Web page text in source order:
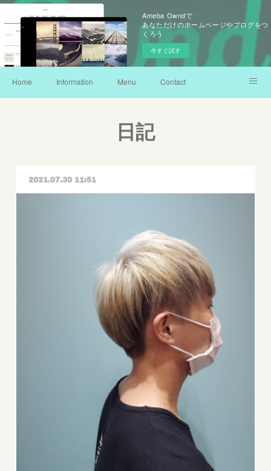
Ameba Owndで
あなただけのホームページやブログをつ
くろう
今すぐ試す
Home Information Menu Contact
日記
2021.07.30 11:51